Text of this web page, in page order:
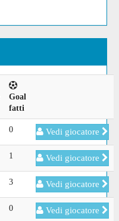
Goal
fatti
0 Vedi giocatore
1 Vedi giocatore
3 Vedi giocatore
0 Vedi giocatore